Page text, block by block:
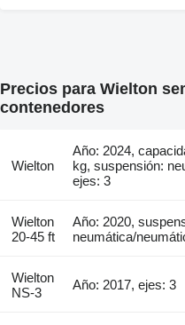
Precios para Wielton
contenedores
Wielton
Año: 2024,
kg, suspensión:
ejes: 3
Wielton
20-45 ft
Año: 2020,
neumática/
Wielton
NS-3
Año: 2017, ejes: 3